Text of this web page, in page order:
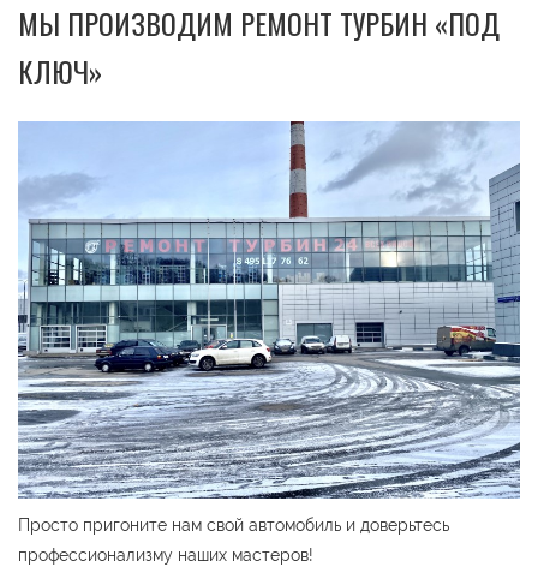
МЫ ПРОИЗВОДИМ РЕМОНТ ТУРБИН «ПОД
КЛЮЧ»
Просто пригоните нам свой автомобиль и доверьтесь
профессионализму наших мастеров!